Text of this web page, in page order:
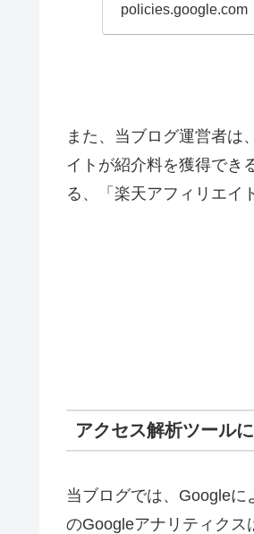
policies.google.com
また、当ブログ運営者は
イトが紹介料を獲得でき
る、「楽天アフィリエイ
アクセス解析ツール
当ブログでは、Googleに
のGoogleアナリティクス